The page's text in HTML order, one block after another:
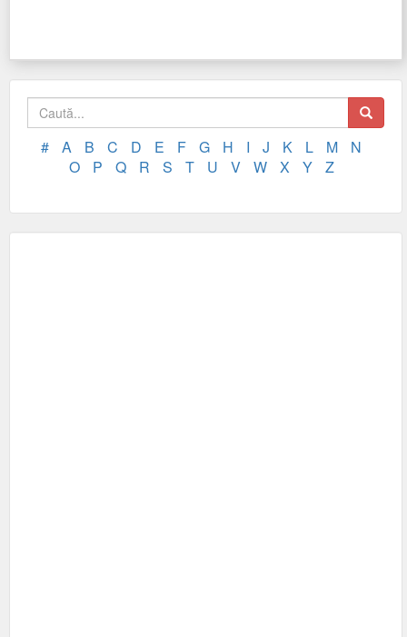
# A B C D E F G H I J K L M
N
O
P Q R S T U V W X Y Z